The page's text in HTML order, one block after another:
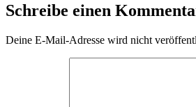
Schreibe einen
Deine E-Mail-Adresse wird nicht